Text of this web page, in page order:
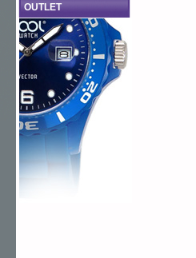
OUTLET